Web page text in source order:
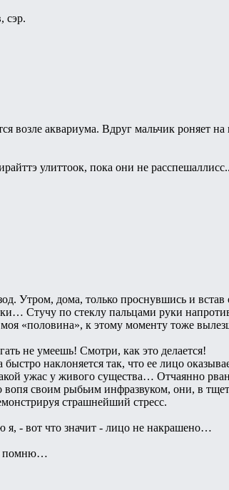
сэр.
возле аквариума. Вдруг мальчик роняет
улиттоок, пока они не
Утром, дома, только проснувшись и
Стучу по стеклу пальцами руки
«половина», к этому моменту тоже
не умеешь! Смотри, как это делается!
наклоняется так, что ее лицо
ужас у живого существа… Отчаянно
вопя своим рыбьим инфразвуком, они, в
страшнейший стресс.
я, - вот что значит - лицо не накрашено…
помню…